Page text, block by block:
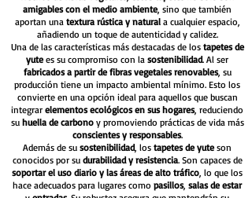
amigables con el medio ambiente, sino que también
aportan una textura rústica y naturala cualquier espacio,
añadiendo un toque de autenticidad y calidez.
Una de las características más destacadas de los tapetes de
yutees su compromiso con la sostenibilidad. Al ser
fabricados a partir de fibras vegetales renovables, su
producción tiene un impacto ambiental mínimo. Esto los
convierte en una opción ideal para aquellos que buscan
integrar elementos ecológicos en sus hogares, reduciendo
su huella de carbonoy promoviendo prácticas de vida más
conscientes y responsables.
Además de su sostenibilidad, los tapetes de yuteson
conocidos por su durabilidad y resistencia. Son capaces de
soportar el uso diario y las áreas de alto tráfico, lo que los
hace adecuados para lugares como pasillos, salas de estar